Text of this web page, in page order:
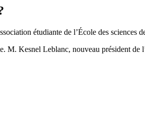
étudiante de l’École des
Kesnel Leblanc, nouveau président de